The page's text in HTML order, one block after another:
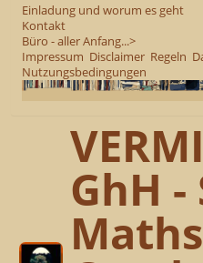
Einladung und worum es geht
Kontakt
Büro - aller Anfang...>
Impressum Disclaimer Regeln
Nutzungsbedingungen
GhH